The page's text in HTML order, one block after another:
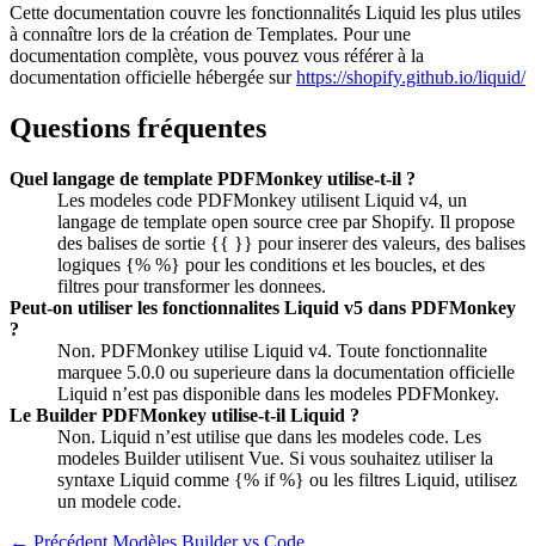
Cette documentation couvre les fonctionnalités Liquid les plus utiles
à connaître lors de la création de Templates. Pour une
documentation complète, vous pouvez vous référer à la
documentation officielle hébergée surhttps://shopify.github.io/liquid/
Questions fréquentes
Quel langage de template PDFMonkey utilise-t-il ?
Les modeles code PDFMonkey utilisent Liquid v4, un
langage de template open source cree par Shopify. Il propose
des balises de sortie {{ }} pour inserer des valeurs, des balises
logiques {% %} pour les conditions et les boucles, et des
filtres pour transformer les donnees.
Peut-on utiliser les fonctionnalites Liquid v5 dans PDFMonkey
?
Non. PDFMonkey utilise Liquid v4. Toute fonctionnalite
marquee 5.0.0 ou superieure dans la documentation officielle
Liquid n’est pas disponible dans les modeles PDFMonkey.
Le Builder PDFMonkey utilise-t-il Liquid ?
Non. Liquid n’est utilise que dans les modeles code. Les
modeles Builder utilisent Vue. Si vous souhaitez utiliser la
syntaxe Liquid comme {% if %} ou les filtres Liquid, utilisez
un modele code.
← Précédent Modèles Builder vs Code